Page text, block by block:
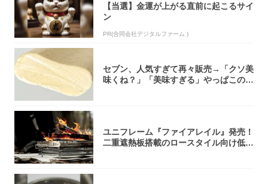
【当選】金運が上がる直前に起こるサイ
ン
PR(合同会社デジタルファーム )
セブン、人気すぎて再々販売→「クソ美
味くね？」「美味すぎる」やっぱこのク
ユニフレーム『ファイアレイル』発売！
二重遮熱板搭載のロースタイル向け低型